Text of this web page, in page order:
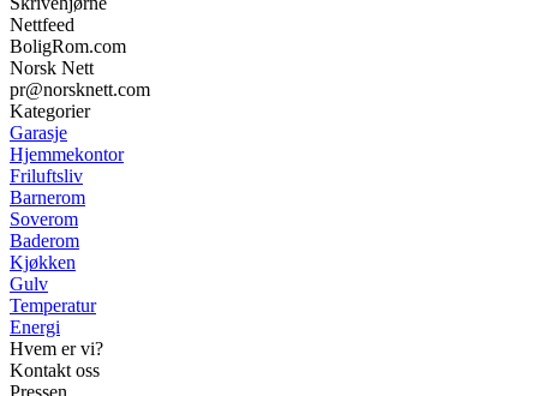
Nettfeed
BoligRom.com
Norsk Nett
pr@norsknett.com
Kategorier
Garasje
Hjemmekontor
Friluftsliv
Barnerom
Soverom
Baderom
Kjøkken
Gulv
Temperatur
Energi
Hvem er vi?
Kontakt oss